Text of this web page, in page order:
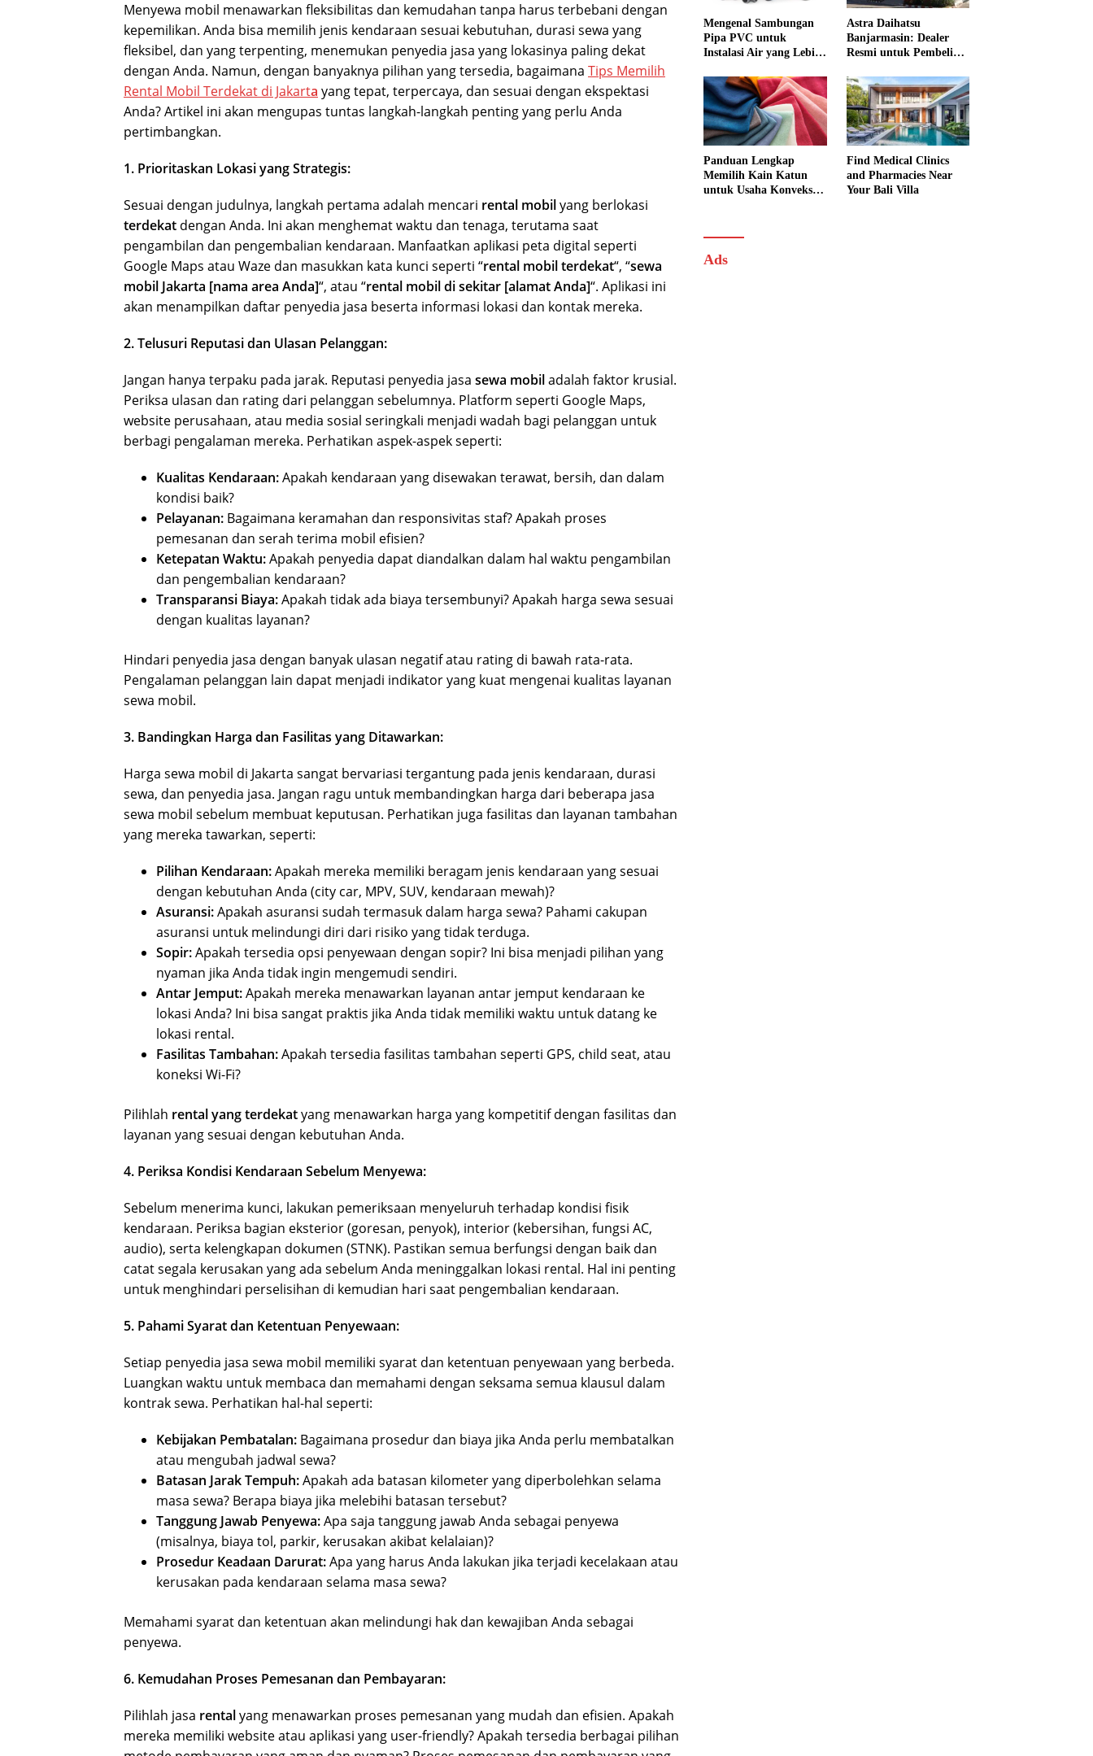
Menyewa mobil menawarkan fleksibilitas dan kemudahan tanpa harus terbebani dengan
kepemilikan. Anda bisa memilih jenis kendaraan sesuai kebutuhan, durasi sewa yang
fleksibel, dan yang terpenting, menemukan penyedia jasa yang lokasinya paling dekat
dengan Anda. Namun, dengan banyaknya pilihan yang tersedia, bagaimana Tips Memilih
Rental Mobil Terdekat di Jakarta yang tepat, terpercaya, dan sesuai dengan ekspektasi
Anda? Artikel ini akan mengupas tuntas langkah-langkah penting yang perlu Anda
pertimbangkan.
1. Prioritaskan Lokasi yang Strategis:
Sesuai dengan judulnya, langkah pertama adalah mencari rental mobilyang berlokasi
terdekat dengan Anda. Ini akan menghemat waktu dan tenaga, terutama saat
pengambilan dan pengembalian kendaraan. Manfaatkan aplikasi peta digital seperti
Google Maps atau Waze dan masukkan kata kunci seperti “rental mobil terdekat“, “sewa
mobil Jakarta [nama area Anda]“, atau “rental mobil di sekitar [alamat Anda]“. Aplikasi ini
akan menampilkan daftar penyedia jasa beserta informasi lokasi dan kontak mereka.
2. Telusuri Reputasi dan Ulasan Pelanggan:
Jangan hanya terpaku pada jarak. Reputasi penyedia jasa sewa mobiladalah faktor krusial.
Periksa ulasan dan rating dari pelanggan sebelumnya. Platform seperti Google Maps,
website perusahaan, atau media sosial seringkali menjadi wadah bagi pelanggan untuk
berbagi pengalaman mereka. Perhatikan aspek-aspek seperti:
Kualitas Kendaraan:Apakah kendaraan yang disewakan terawat, bersih, dan dalam
kondisi baik?
Pelayanan: Bagaimana keramahan dan responsivitas staf? Apakah proses
pemesanan dan serah terima mobil efisien?
Ketepatan Waktu:Apakah penyedia dapat diandalkan dalam hal waktu pengambilan
dan pengembalian kendaraan?
Transparansi Biaya:Apakah tidak ada biaya tersembunyi? Apakah harga sewa sesuai
dengan kualitas layanan?
Hindari penyedia jasa dengan banyak ulasan negatif atau rating di bawah rata-rata.
Pengalaman pelanggan lain dapat menjadi indikator yang kuat mengenai kualitas layanan
sewa mobil.
3. Bandingkan Harga dan Fasilitas yang Ditawarkan:
Harga sewa mobil di Jakarta sangat bervariasi tergantung pada jenis kendaraan, durasi
sewa, dan penyedia jasa. Jangan ragu untuk membandingkan harga dari beberapa jasa
sewa mobil sebelum membuat keputusan. Perhatikan juga fasilitas dan layanan tambahan
yang mereka tawarkan, seperti:
Pilihan Kendaraan:Apakah mereka memiliki beragam jenis kendaraan yang sesuai
dengan kebutuhan Anda (city car, MPV, SUV, kendaraan mewah)?
Asuransi:Apakah asuransi sudah termasuk dalam harga sewa? Pahami cakupan
asuransi untuk melindungi diri dari risiko yang tidak terduga.
Sopir:Apakah tersedia opsi penyewaan dengan sopir? Ini bisa menjadi pilihan yang
nyaman jika Anda tidak ingin mengemudi sendiri.
Antar Jemput:Apakah mereka menawarkan layanan antar jemput kendaraan ke
lokasi Anda? Ini bisa sangat praktis jika Anda tidak memiliki waktu untuk datang ke
lokasi rental.
Fasilitas Tambahan:Apakah tersedia fasilitas tambahan seperti GPS, child seat, atau
koneksi Wi-Fi?
Pilihlah rental yang terdekatyang menawarkan harga yang kompetitif dengan fasilitas dan
layanan yang sesuai dengan kebutuhan Anda.
4. Periksa Kondisi Kendaraan Sebelum Menyewa:
Sebelum menerima kunci, lakukan pemeriksaan menyeluruh terhadap kondisi fisik
kendaraan. Periksa bagian eksterior (goresan, penyok), interior (kebersihan, fungsi AC,
audio), serta kelengkapan dokumen (STNK). Pastikan semua berfungsi dengan baik dan
catat segala kerusakan yang ada sebelum Anda meninggalkan lokasi rental. Hal ini penting
untuk menghindari perselisihan di kemudian hari saat pengembalian kendaraan.
5. Pahami Syarat dan Ketentuan Penyewaan:
Setiap penyedia jasa sewa mobil memiliki syarat dan ketentuan penyewaan yang berbeda.
Luangkan waktu untuk membaca dan memahami dengan seksama semua klausul dalam
kontrak sewa. Perhatikan hal-hal seperti:
Kebijakan Pembatalan: Bagaimana prosedur dan biaya jika Anda perlu membatalkan
atau mengubah jadwal sewa?
Batasan Jarak Tempuh:Apakah ada batasan kilometer yang diperbolehkan selama
masa sewa? Berapa biaya jika melebihi batasan tersebut?
Tanggung Jawab Penyewa:Apa saja tanggung jawab Anda sebagai penyewa
(misalnya, biaya tol, parkir, kerusakan akibat kelalaian)?
Prosedur Keadaan Darurat:Apa yang harus Anda lakukan jika terjadi kecelakaan atau
kerusakan pada kendaraan selama masa sewa?
Memahami syarat dan ketentuan akan melindungi hak dan kewajiban Anda sebagai
penyewa.
6. Kemudahan Proses Pemesanan dan Pembayaran:
Pilihlah jasa rentalyang menawarkan proses pemesanan yang mudah dan efisien. Apakah
mereka memiliki website atau aplikasi yang user-friendly? Apakah tersedia berbagai pilihan
Mengenal Sambungan
Pipa PVC untuk
Instalasi Air yang Lebih
Astra Daihatsu
Banjarmasin: Dealer
Resmi untuk Pembelian
Service Lengkap
Panduan Lengkap
Memilih Kain Katun
untuk Usaha Konveksi
Find Medical Clinics
and Pharmacies Near
Your Bali Villa
Ads